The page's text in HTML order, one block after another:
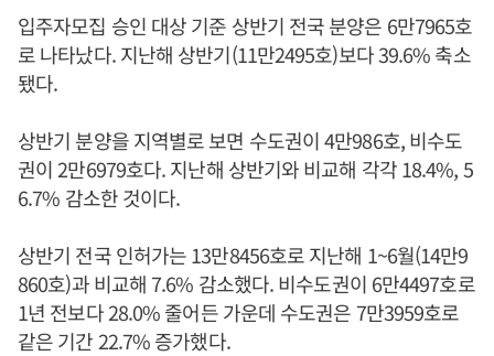
입주자모집 승인 대상 기준 상반기 전국 분양은 6만7965호
로 나타났다. 지난해 상반기(11만2495호)보다 39.6% 축소
됐다.
상반기 분양을 지역별로 보면 수도권이 4만986호, 비수도
권이 2만6979호다. 지난해 상반기와 비교해 각각 18.4%, 5
6.7% 감소한 것이다.
상반기 전국 인허가는 13만8456호로 지난해 1~6월(14만9
860호)과 비교해 7.6% 감소했다. 비수도권이 6만4497호로
1년 전보다 28.0% 줄어든 가운데 수도권은 7만3959호로
같은 기간 22.7% 증가했다.